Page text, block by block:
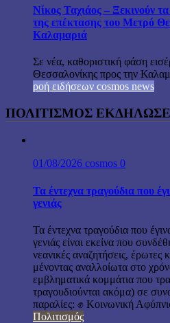
Νίκος Ταχιάος – Ξεκινούν
της επέκτασης του Μετρό
Καλαμαριά
Σε νέα, καθοριστική φάση
Θεσσαλονίκης προς την
ροή ειδήσεων cosmos news
ΠΟΛΙΤΙΣΜΟΣ
01/08/2026 cosmos 0
Τα έντεχνα τραγούδια που
γενιάς
Τα έντεχνα τραγούδια που
γενιάς είναι εκείνα που
νεανικές αναζητήσεις, έρωτες
μένοντας αναλλοίωτα στο
εμβληματικά κομμάτια που
τραγουδιούνται ακόμα) σε
παραλίες: ✊ Κοινωνική
Πολιτισμός